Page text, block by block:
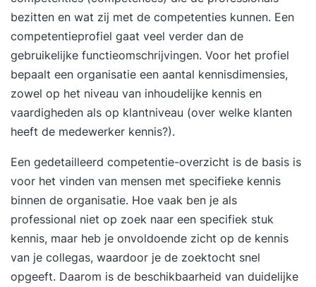
Informatieplanning Controlling Inhoud van
Module 2 Module - HBO Informatiemanagement
Informatievoorziening Bedrijfsprocessen
Informatiesystemen Gegevensverzameling:
gebruiken en ontwerpen Managen van een
organisatie met informatie Georganiseerd
verbeteren Regie op ontwikkeling en gebruik
Het volgen van de opleiding HBO
Informatiemanagement geeft jou de mogelijkheid
om het diploma te behalen: HBO
Informatiemanagement Tijdens de opleiding
schrijf je voor iedere module een Verbeterplan
Praktijk-Case (VPC). Hieruit moet jouw
beheersing van de behandelde onderwerpen
bezitten en wat zij met de competenties kunnen. Een
competentieprofiel gaat veel verder dan de
gebruikelijke functieomschrijvingen. Voor het profiel
bepaalt een organisatie een aantal kennisdimensies,
zowel op het niveau van inhoudelijke kennis en
vaardigheden als op klantniveau (over welke klanten
heeft de medewerker kennis?).
Een gedetailleerd competentie-overzicht is de basis is
voor het vinden van mensen met specifieke kennis
binnen de organisatie. Hoe vaak ben je als
professional niet op zoek naar een specifiek stuk
kennis, maar heb je onvoldoende zicht op de kennis
van je collegas, waardoor je de zoektocht snel
opgeeft. Daarom is de beschikbaarheid van duidelijke